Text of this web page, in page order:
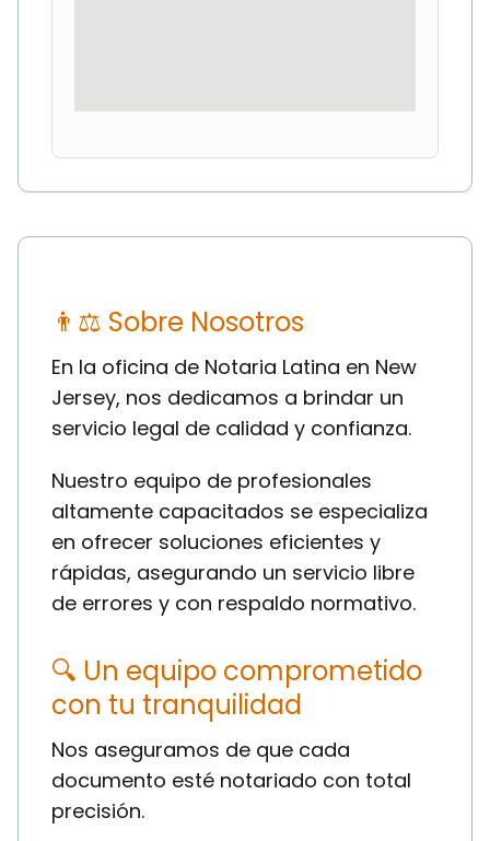
👨⚖ Sobre Nosotros
En la oficina de Notaria Latina en New
Jersey, nos dedicamos a brindar un
servicio legal de calidad y confianza.
Nuestro equipo de profesionales
altamente capacitados se especializa
en ofrecer soluciones eficientes y
rápidas, asegurando un servicio libre
de errores y con respaldo normativo.
🔍 Un equipo comprometido
con tu tranquilidad
Nos aseguramos de que cada
documento esté notariado con total
precisión.